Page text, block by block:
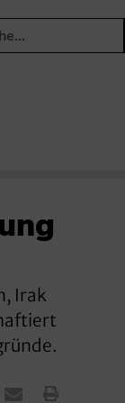
Irak